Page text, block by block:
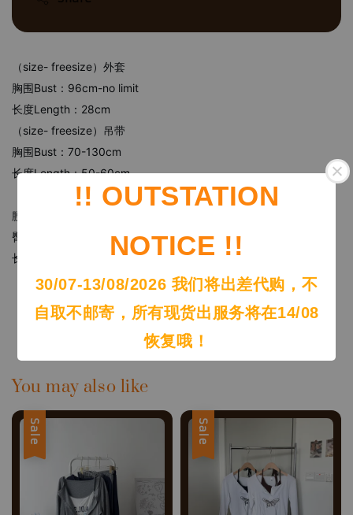
!! OUTSTATION
NOTICE !!
30/07-13/08/2026 我们将出差代购，不
自取不邮寄，所有现货出服务将在14/08
恢复哦！
（size- freesize）外套
胸围Bust：96cm-no limit
长度Length：28cm
（size- freesize）吊带
胸围Bust：70-130cm
长度Length：50-60cm
（size- freesize）半身裙**有安全裤
腰围Waist：60-120 cm
臀围Hip：100-140cm
长度Length：36cm
You may also like
Sale Sale